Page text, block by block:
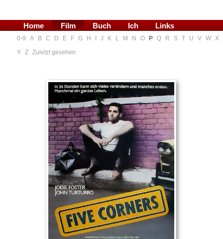
Home Film Buch Ich Links
0-9 A B C D E F G H J K L M N O P Q R S T U V W X
Y Z Zuletzt gesehen